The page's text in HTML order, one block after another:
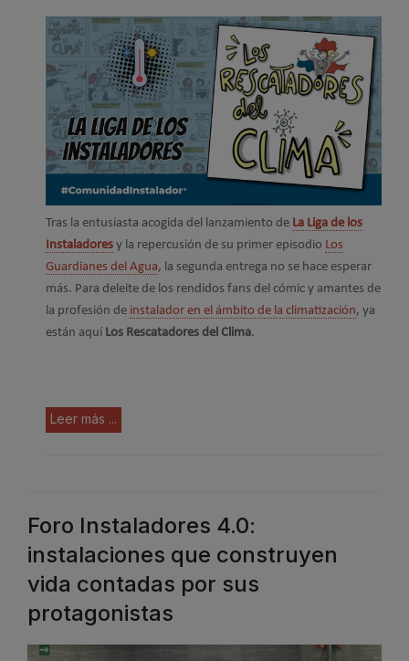
Tras la entusiasta acogida del lanzamiento de La Liga de los
Instaladores y la repercusión de su primer episodio Los
Guardianes del Agua, la segunda entrega no se hace esperar
más. Para deleite de los rendidos fans del cómic y amantes de
la profesión de instalador en el ámbito de la climatización, ya
están aquí Los Rescatadores del Clima.
Leer más ...
Foro Instaladores 4.0:
instalaciones que construyen
vida contadas por sus
protagonistas